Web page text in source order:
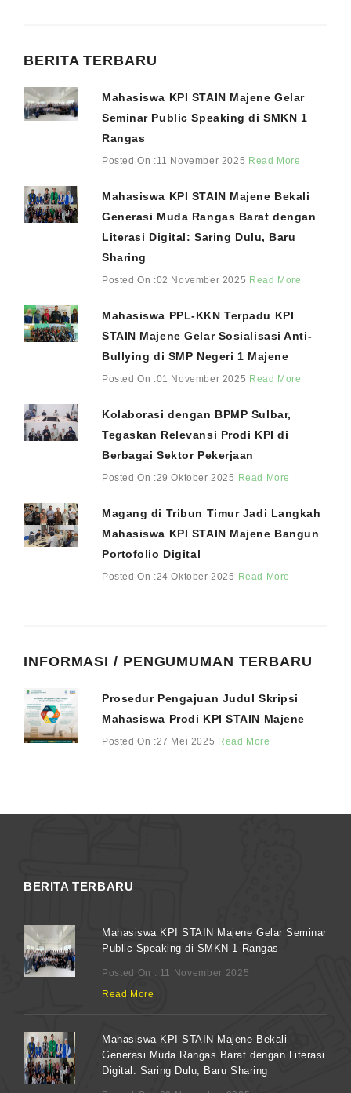
BERITA TERBARU
Mahasiswa KPI STAIN Majene Gelar
Seminar Public Speaking di SMKN 1
Rangas
Posted On :11 November 2025 Read More
Mahasiswa KPI STAIN Majene Bekali
Generasi Muda Rangas Barat dengan
Literasi Digital: Saring Dulu, Baru
Sharing
Posted On :02 November 2025 Read More
Mahasiswa PPL-KKN Terpadu KPI
STAIN Majene Gelar Sosialisasi Anti-
Bullying di SMP Negeri 1 Majene
Posted On :01 November 2025 Read More
Kolaborasi dengan BPMP Sulbar,
Tegaskan Relevansi Prodi KPI di
Berbagai Sektor Pekerjaan
Posted On :29 Oktober 2025 Read More
Magang di Tribun Timur Jadi Langkah
Mahasiswa KPI STAIN Majene Bangun
Portofolio Digital
Posted On :24 Oktober 2025 Read More
INFORMASI / PENGUMUMAN TERBARU
Prosedur Pengajuan Judul Skripsi
Mahasiswa Prodi KPI STAIN Majene
Posted On :27 Mei 2025 Read More
BERITA TERBARU
Mahasiswa KPI STAIN Majene Gelar Seminar
Public Speaking di SMKN 1 Rangas
Posted On : 11 November 2025
Read More
Mahasiswa KPI STAIN Majene Bekali
Generasi Muda Rangas Barat dengan Literasi
Digital: Saring Dulu, Baru Sharing